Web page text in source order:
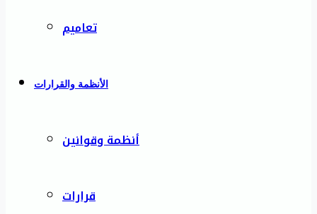
تعاميم
الأنظمة والقرارات
أنظمة وقوانين
قرارات